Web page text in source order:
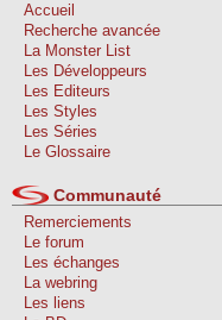
Accueil
Recherche avancée
La Monster List
Les Développeurs
Les Editeurs
Les Styles
Les Séries
Le Glossaire
Communauté
Remerciements
Le forum
Les échanges
La webring
Les liens